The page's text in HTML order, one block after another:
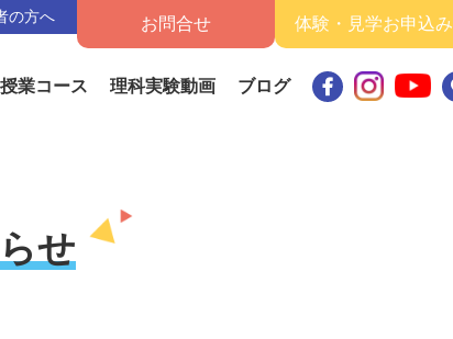
の方へ お問合せ 体験・見学お申込み
授業コース 理科実験動画 ブログ
せ